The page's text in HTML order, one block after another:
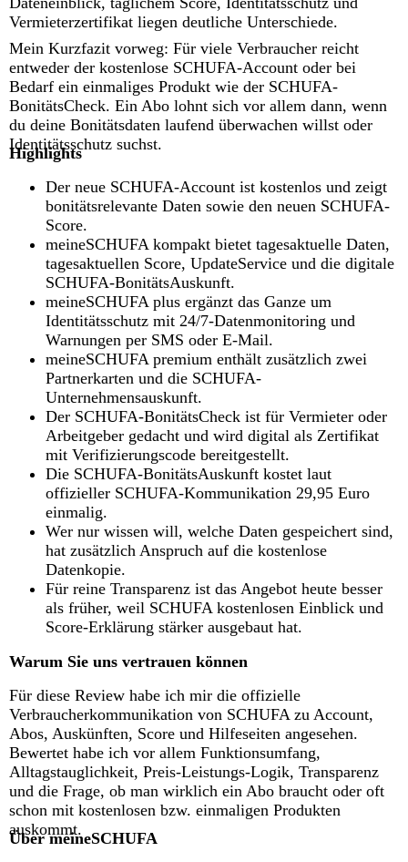
Vermieterzertifikat liegen deutliche Unterschiede.
Mein Kurzfazit vorweg: Für viele Verbraucher reicht
entweder der kostenlose SCHUFA-Account oder bei
Bedarf ein einmaliges Produkt wie der SCHUFA-
BonitätsCheck. Ein Abo lohnt sich vor allem dann, wenn
du deine Bonitätsdaten laufend überwachen willst oder
Identitätsschutz suchst.
Highlights
Der neue SCHUFA-Account ist kostenlos und zeigt
bonitätsrelevante Daten sowie den neuen SCHUFA-
Score.
meineSCHUFA kompakt bietet tagesaktuelle Daten,
tagesaktuellen Score, UpdateService und die digitale
SCHUFA-BonitätsAuskunft.
meineSCHUFA plus ergänzt das Ganze um
Identitätsschutz mit 24/7-Datenmonitoring und
Warnungen per SMS oder E-Mail.
meineSCHUFA premium enthält zusätzlich zwei
Partnerkarten und die SCHUFA-
Unternehmensauskunft.
Der SCHUFA-BonitätsCheck ist für Vermieter oder
Arbeitgeber gedacht und wird digital als Zertifikat
mit Verifizierungscode bereitgestellt.
Die SCHUFA-BonitätsAuskunft kostet laut
offizieller SCHUFA-Kommunikation 29,95 Euro
einmalig.
Wer nur wissen will, welche Daten gespeichert sind,
hat zusätzlich Anspruch auf die kostenlose
Datenkopie.
Für reine Transparenz ist das Angebot heute besser
als früher, weil SCHUFA kostenlosen Einblick und
Score-Erklärung stärker ausgebaut hat.
Warum Sie uns vertrauen können
Für diese Review habe ich mir die offizielle
Verbraucherkommunikation von SCHUFA zu Account,
Abos, Auskünften, Score und Hilfeseiten angesehen.
Bewertet habe ich vor allem Funktionsumfang,
Alltagstauglichkeit, Preis-Leistungs-Logik, Transparenz
und die Frage, ob man wirklich ein Abo braucht oder oft
schon mit kostenlosen bzw. einmaligen Produkten
auskommt.
Über meineSCHUFA